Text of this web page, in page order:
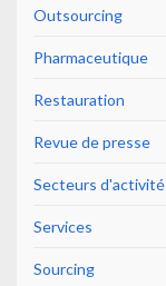
Outsourcing
Pharmaceutique
Restauration
Revue de presse
Secteurs d'activité
Services
Sourcing